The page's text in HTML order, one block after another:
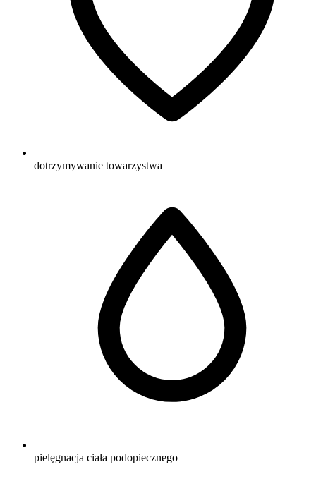
dotrzymywanie towarzystwa
pielęgnacja ciała podopiecznego